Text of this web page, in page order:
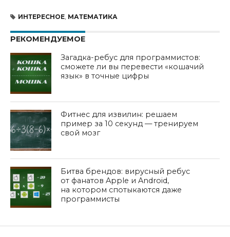
ИНТЕРЕСНОЕ, МАТЕМАТИКА
РЕКОМЕНДУЕМОЕ
Загадка-ребус для программистов:
сможете ли вы перевести «кошачий
язык» в точные цифры
Фитнес для извилин: решаем
пример за 10 секунд — тренируем
свой мозг
Битва брендов: вирусный ребус
от фанатов Apple и Android,
на котором спотыкаются даже
программисты